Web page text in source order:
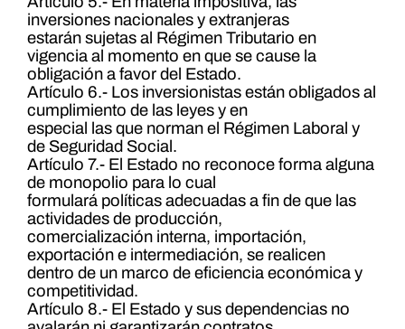
inversiones nacionales y extranjeras
estarán sujetas al Régimen Tributario en
vigencia al momento en que se cause la
obligación a favor del Estado.
Artículo 6.- Los inversionistas están obligados al
cumplimiento de las leyes y en
especial las que norman el Régimen Laboral y
de Seguridad Social.
Artículo 7.- El Estado no reconoce forma alguna
de monopolio para lo cual
formulará políticas adecuadas a fin de que las
actividades de producción,
comercialización interna, importación,
exportación e intermediación, se realicen
dentro de un marco de eficiencia económica y
competitividad.
Artículo 8.- El Estado y sus dependencias no